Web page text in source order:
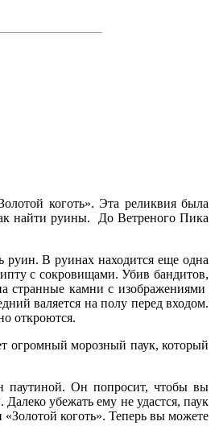
коготь». Эта реликвия была
найти руины. До Ветреного Пика
руин. В руинах находится еще одна
с сокровищами. Убив бандитов,
странные камни с изображениями
валяется на полу перед входом.
откроются.
огромный морозный паук, который
паутиной. Он попросит, чтобы вы
убежать ему не удастся, паук
коготь». Теперь вы можете